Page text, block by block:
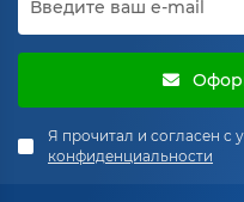
Я прочитал и согласен с
конфиденциальности